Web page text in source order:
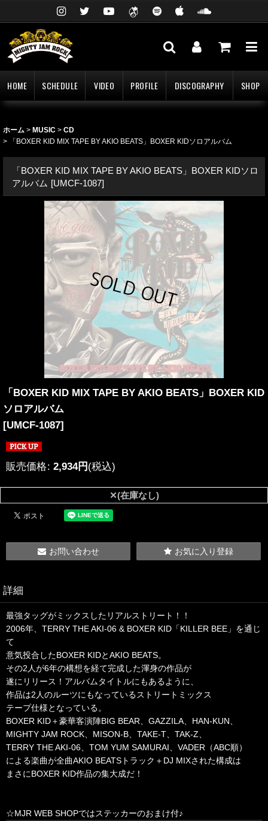
HOME SCHEDULE VIDEO PROFILE DISCOGRAPHY SHOP
ホーム > MUSIC > CD
>
「BOXER KID MIX TAPE BY AKIO BEATS」BOXER KIDソロアルバム
「BOXER KID MIX TAPE BY AKIO BEATS」BOXER KIDソロ
アルバム [UMCF-1087]
「BOXER KID MIX TAPE BY AKIO BEATS」BOXER KID
ソロアルバム
[UMCF-1087]
販売価格: 2,934円(税込)
✕(在庫なし)
お問い合わせ お気に入り登録
詳細
最強タッグがミックスしたリアルストリート！！
2006年、TERRY THE AKI-06 & BOXER KID「KILLER BEE」を通じ
て
意気投合したBOXER KIDとAKIO BEATS。
その2人が6年の構想を経て完成した渾身の作品が
遂にリリース！アルバムタイトルにもあるように、
作品は2人のルーツにもなっているストリートミックス
テープ仕様となっている。
BOXER KID＋豪華客演陣BIG BEAR、GAZZILA、HAN-KUN、
MIGHTY JAM ROCK、MISON-B、TAKE-T、TAK-Z、
TERRY THE AKI-06、TOM YUM SAMURAI、VADER（ABC順）
による楽曲が全曲AKIO BEATSトラック＋DJ MIXされた構成は
まさにBOXER KID作品の集大成だ！
☆MJR WEB SHOPではステッカーのおまけ付♪